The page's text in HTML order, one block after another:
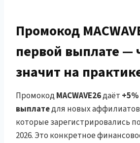
Промокод
первой выплате —
значит на
ПромокодMACWAVE26даёт
выплатедля новых аффилиатов
которые зарегистрировались
2026. Это конкретное